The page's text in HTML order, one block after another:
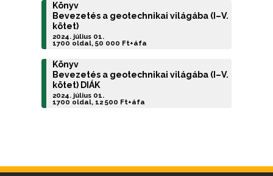
Könyv
Bevezetés a geotechnikai világába (I–V.
kötet)
2024. július 01.
1700 oldal, 50 000 Ft+áfa
Könyv
Bevezetés a geotechnikai világába (I–V.
kötet) DIÁK
2024. július 01.
1700 oldal, 12 500 Ft+áfa